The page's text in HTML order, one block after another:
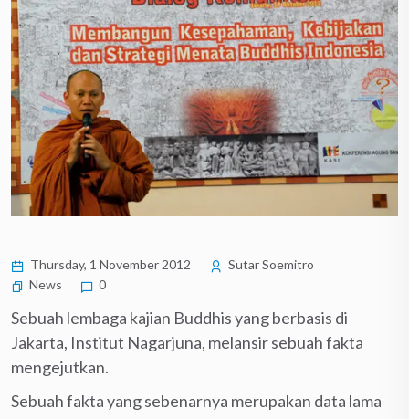
Thursday, 1 November 2012
Sutar Soemitro
News
0
Sebuah lembaga kajian Buddhis yang berbasis di
Jakarta, Institut Nagarjuna, melansir sebuah fakta
mengejutkan.
Sebuah fakta yang sebenarnya merupakan data lama